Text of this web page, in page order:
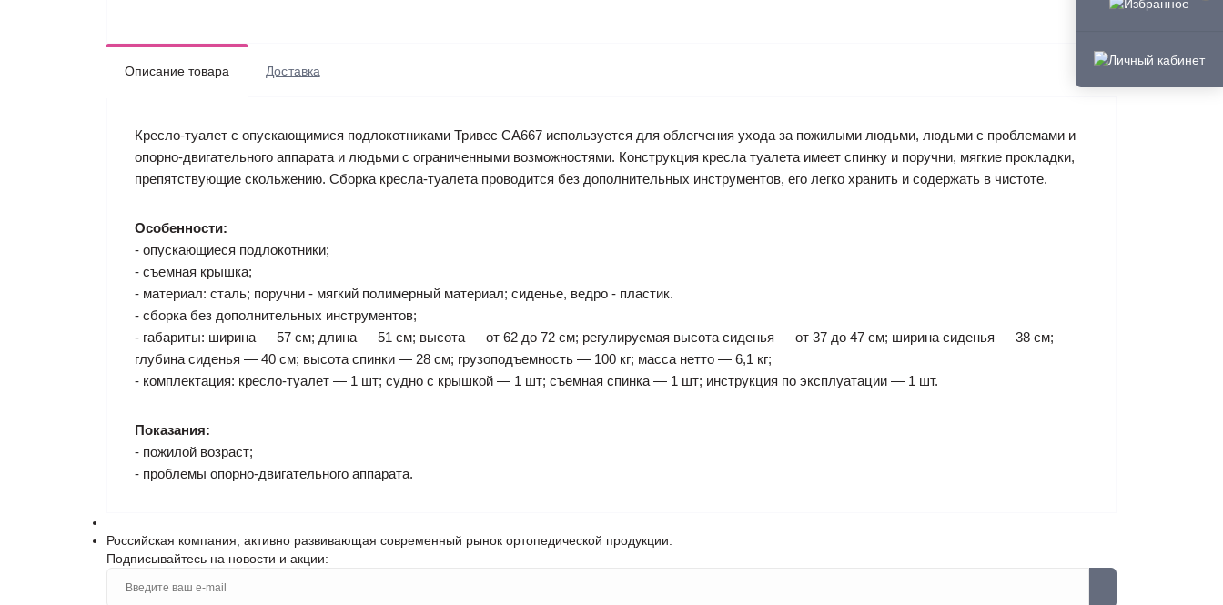
Описание товара Доставка
Кресло-туалет с опускающимися подлокотниками Тривес CA667 используется для облегчения ухода за пожилыми людьми, людьми с проблемами и
опорно-двигательного аппарата и людьми с ограниченными возможностями. Конструкция кресла туалета имеет спинку и поручни, мягкие прокладки,
препятствующие скольжению. Сборка кресла-туалета проводится без дополнительных инструментов, его легко хранить и содержать в чистоте.
Особенности:
- опускающиеся подлокотники;
- съемная крышка;
- материал: сталь; поручни - мягкий полимерный материал; сиденье, ведро - пластик.
- сборка без дополнительных инструментов;
- габариты: ширина — 57 см; длина — 51 см; высота — от 62 до 72 см; регулируемая высота сиденья — от 37 до 47 см; ширина сиденья — 38 см;
глубина сиденья — 40 см; высота спинки — 28 см; грузоподъемность — 100 кг; масса нетто — 6,1 кг;
- комплектация: кресло-туалет — 1 шт; судно с крышкой — 1 шт; съемная спинка — 1 шт; инструкция по эксплуатации — 1 шт.
Показания:
- пожилой возраст;
- проблемы опорно-двигательного аппарата.
Российская компания, активно развивающая современный рынок ортопедической продукции.
Подписывайтесь на новости и акции: